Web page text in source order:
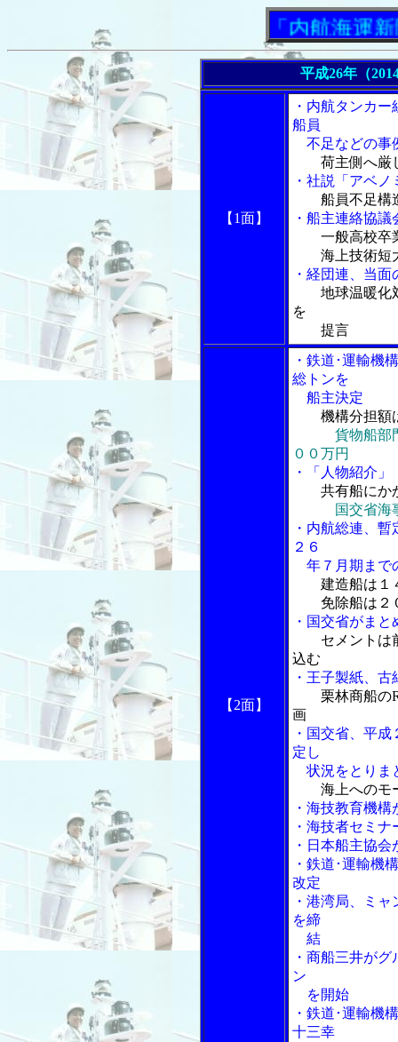
「内航海運新聞」
平成26年（
【1面】
・内航タンカ
船員
不足などの事
荷主側へ厳
・社説「アベ
船員不足構
・船主連絡協
一般高校卒
海上技術短大
・経団連、当
地球温暖化
を
提言
【2面】
・鉄道･運輸機
総トンを
船主決定
機構分担額
貨物船部
００万円
・「人物紹介」
共有船にか
国交省
・内航総連、
２６
年７月期まで
建造船は１
免除船は２０
・国交省がま
セメントは
込む
・王子製紙、
栗林商船の
画
・国交省、平
定し
状況をとりま
海上へのモ
・海技教育機
・海技者セミ
・日本船主協
・鉄道･運輸機
改定
・港湾局、ミ
を締
結
・商船三井が
ン
を開始
・鉄道･運輸機
十三幸